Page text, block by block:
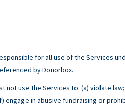
for all use of the Services
by Donorbox.
not use the Services to: (a) violate
engage in abusive fundraising or